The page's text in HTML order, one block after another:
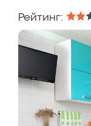
Рейтинг: